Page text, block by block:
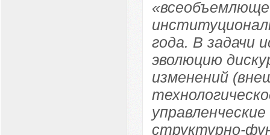
года. В задачи
эволюцию
изменений
структурно-